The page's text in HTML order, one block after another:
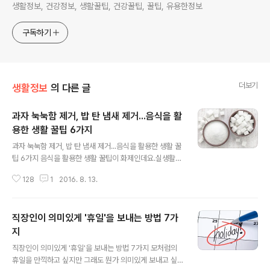
생활정보, 건강정보, 생활꿀팁, 건강꿀팁, 꿀팁, 유용한정보
구독하기
생활정보 의 다른 글 더보기
과자 눅눅함 제거, 밥 탄 냄새 제거...음식을 활
용한 생활 꿀팁 6가지
과자 눅눅함 제거, 밥 탄 냄새 제거...음식을 활용한 생활 꿀
팁 6가지 음식을 활용한 생활 꿀팁이 화제인데요.실생활에
하는 꿀팁을 소개합니다. 1. 마른 오징어를 구울때 - 소금마
발라 구우면 노폐물 제거에도 좋고 부드러우면서 맛도 좋
다. 2. 감자 싹 안나게 하려면 - 사과 감자 박스에 사과 한알
을 넣어두면 감자의 싹이 나는 것을 방지 할 수 있다. 3. 먹
다 남은 과자의 눅눅함 제거 - 각설탕 먹다 남은 과자를 보
128 1 2016. 8. 13.
직장인이 의미있게 '휴일'을 보내는 방법 7가
지
직장인이 의미있게 '휴일'을 보내는 방법 7가지 모처럼의
휴일을 만끽하고 싶지만 그래도 뭔가 의미있게 보내고 싶